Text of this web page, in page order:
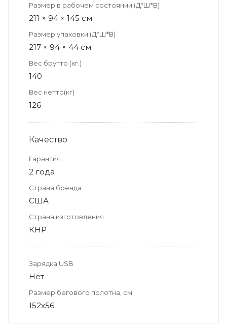
Размер в рабочем состоянии (Д*Ш*В)
211 × 94 × 145 см
Размер упаковки (Д*Ш*В)
217 × 94 × 44 см
Вес брутто (кг.)
140
Вес нетто(кг)
126
Качество
Гарантия
2 года
Страна бренда
США
Страна изготовления
КНР
Зарядка USB
Нет
Размер бегового полотна, см
152х56